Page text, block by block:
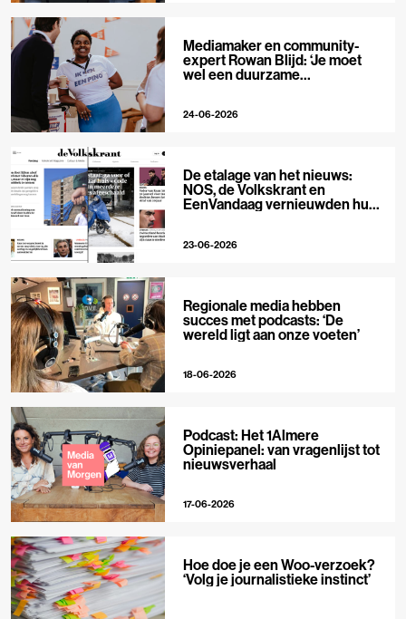
Mediamaker en community-
expert Rowan Blijd: ‘Je moet
wel een duurzame
24-06-2026
De etalage van het nieuws:
NOS, de Volkskrant en
EenVandaag vernieuwden hun
23-06-2026
Regionale media hebben
succes met podcasts: ‘De
wereld ligt aan onze voeten’
18-06-2026
Podcast: Het 1Almere
Opiniepanel: van vragenlijst tot
nieuwsverhaal
17-06-2026
Hoe doe je een Woo-verzoek?
‘Volg je journalistieke instinct’